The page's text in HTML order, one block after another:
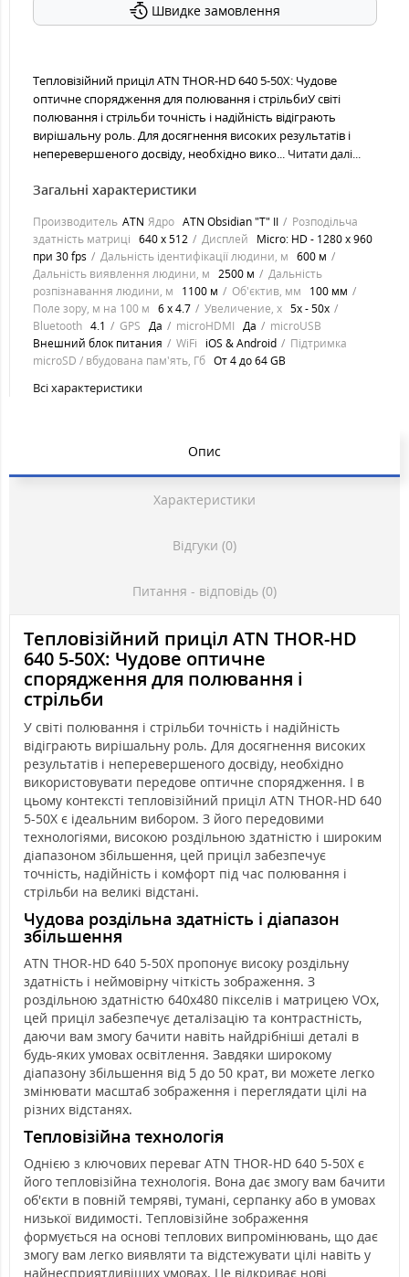
Швидке замовлення
Тепловізійний приціл ATN THOR-HD 640 5-50X: Чудове
оптичне спорядження для полювання і стрільбиУ світі
полювання і стрільби точність і надійність відіграють
вирішальну роль. Для досягнення високих результатів і
неперевершеного досвіду, необхідно вико... Читати далі...
Загальні характеристики
Производитель ATN Ядро ATN Obsidian "T" II
Розподільча
здатність матриці 640 х 512 Дисплей
Micro: HD - 1280 х 960
при 30 fps
Дальність ідентифікації людини, м 600 м
Дальність виявлення людини, м 2500 м
Дальність
розпізнавання людини, м
1100 м Об'єктив, мм
100 мм
Поле зору, м на 100 м 6 x 4.7 Увеличение, х 5х - 50х
Bluetooth 4.1 GPS Да microHDMI Да
microUSB
Внешний блок питания
WiFi iOS & Android
Підтримка
microSD / вбудована пам'ять, Гб От 4 до 64 GB
Всі характеристики
Опис
Характеристики
Відгуки (0)
Питання - відповідь (0)
Тепловізійний приціл ATN THOR-HD
640 5-50X: Чудове оптичне
спорядження для полювання і
стрільби
У світі полювання і стрільби точність і надійність
відіграють вирішальну роль. Для досягнення високих
результатів і неперевершеного досвіду, необхідно
використовувати передове оптичне спорядження. І в
цьому контексті тепловізійний приціл ATN THOR-HD 640
5-50X є ідеальним вибором. З його передовими
технологіями, високою роздільною здатністю і широким
діапазоном збільшення, цей приціл забезпечує
точність, надійність і комфорт під час полювання і
стрільби на великі відстані.
Чудова роздільна здатність і діапазон
збільшення
ATN THOR-HD 640 5-50X пропонує високу роздільну
здатність і неймовірну чіткість зображення. З
роздільною здатністю 640x480 пікселів і матрицею VOx,
цей приціл забезпечує деталізацію та контрастність,
даючи вам змогу бачити навіть найдрібніші деталі в
будь-яких умовах освітлення. Завдяки широкому
діапазону збільшення від 5 до 50 крат, ви можете легко
змінювати масштаб зображення і переглядати цілі на
різних відстанях.
Тепловізійна технологія
Однією з ключових переваг ATN THOR-HD 640 5-50X є
його тепловізійна технологія. Вона дає змогу вам бачити
об'єкти в повній темряві, тумані, серпанку або в умовах
низької видимості. Тепловізійне зображення
формується на основі теплових випромінювань, що дає
змогу вам легко виявляти та відстежувати цілі навіть у
найнесприятливіших умовах. Це відкриває нові